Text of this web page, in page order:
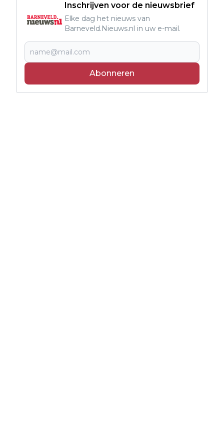
Inschrijven voor de nieuwsbrief
Elke dag het nieuws van
Barneveld.Nieuws.nl in uw e-mail.
Abonneren